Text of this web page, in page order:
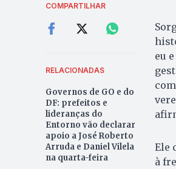
COMPARTILHAR
RELACIONADAS
Governos de GO e do
DF: prefeitos e
lideranças do
Entorno vão declarar
apoio a José Roberto
Arruda e Daniel Vilela
na quarta-feira
eu
Ele
à